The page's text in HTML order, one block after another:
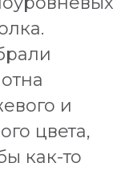
и
цвета,
как-то